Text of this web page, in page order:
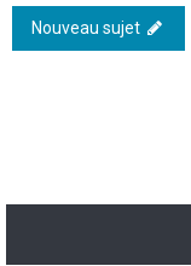
Nouveau sujet